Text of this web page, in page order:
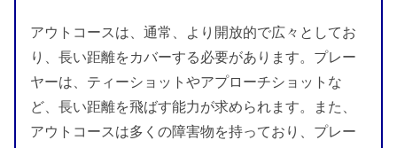
アウトコースは、通常、より開放的で広々としてお
り、長い距離をカバーする必要があります。プレー
ヤーは、ティーショットやアプローチショットな
ど、長い距離を飛ばす能力が求められます。また、
アウトコースは多くの障害物を持っており、プレー